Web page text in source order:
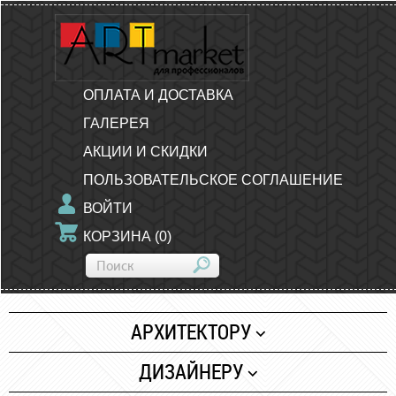
ОПЛАТА И ДОСТАВКА
ГАЛЕРЕЯ
АКЦИИ И СКИДКИ
ПОЛЬЗОВАТЕЛЬСКОЕ СОГЛАШЕНИЕ
ВОЙТИ
КОРЗИНА (0)
АРХИТЕКТОРУ
Бумага
ДИЗАЙНЕРУ